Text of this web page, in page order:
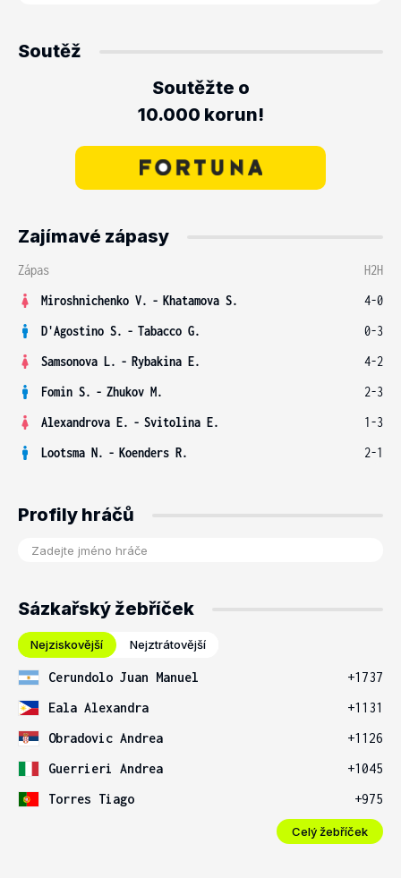
Soutěž
Soutěžte o
10.000 korun!
Zajímavé zápasy
Zápas
H2H
Miroshnichenko V. - Khatamova S.
4-0
D'Agostino S. - Tabacco G.
0-3
Samsonova L. - Rybakina E.
4-2
Fomin S. - Zhukov M.
2-3
Alexandrova E. - Svitolina E.
1-3
Lootsma N. - Koenders R. 2-1
Profily hráčů
Sázkařský žebříček
Nejziskovější Nejztrátovější
Cerundolo Juan Manuel
+1737
Eala Alexandra
+1131
Obradovic Andrea
+1126
Guerrieri Andrea
+1045
Torres Tiago
+975
Celý žebříček